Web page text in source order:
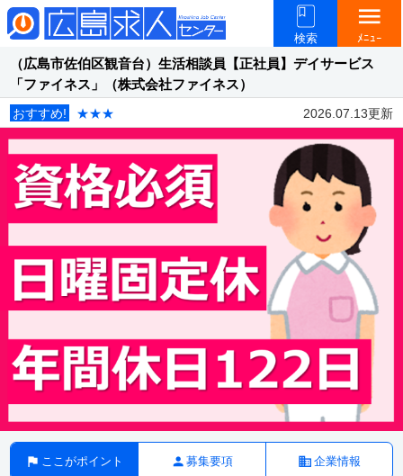
検索
menu
ﾒﾆｭｰ
（広島市佐伯区観音台）生活相談員【正社員】デイサービス
「ファイネス」（株式会社ファイネス）
おすすめ! ★★★ 2026.07.13更新
ここがポイント 募集要項 企業情報